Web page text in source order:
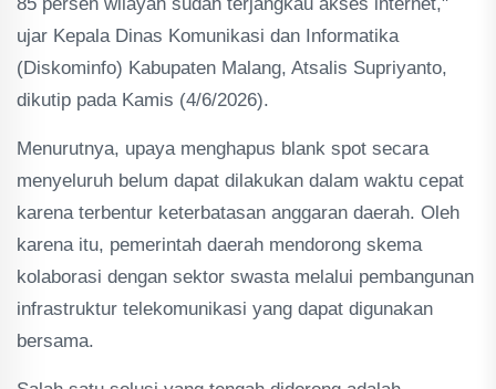
ujar Kepala Dinas Komunikasi dan Informatika
(Diskominfo) Kabupaten Malang, Atsalis Supriyanto,
dikutip pada Kamis (4/6/2026).
Menurutnya, upaya menghapus blank spot secara
menyeluruh belum dapat dilakukan dalam waktu cepat
karena terbentur keterbatasan anggaran daerah. Oleh
karena itu, pemerintah daerah mendorong skema
kolaborasi dengan sektor swasta melalui pembangunan
infrastruktur telekomunikasi yang dapat digunakan
bersama.